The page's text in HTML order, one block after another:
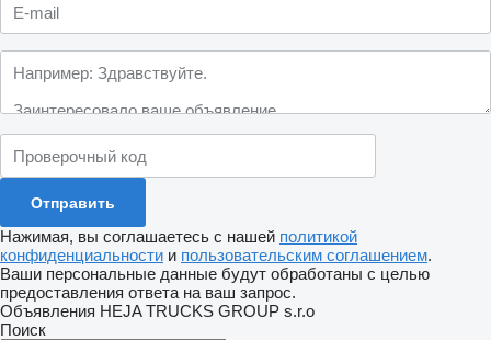
Нажимая, вы соглашаетесь с нашей политикой
конфиденциальности и пользовательским соглашением.
Ваши персональные данные будут обработаны с целью
предоставления ответа на ваш запрос.
Объявления HEJA TRUCKS GROUP s.r.o
Поиск